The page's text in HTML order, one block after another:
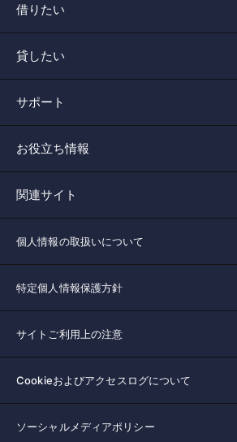
借りたい
貸したい
サポート
お役立ち情報
関連サイト
個人情報の取扱いについて
特定個人情報保護方針
サイトご利用上の注意
Cookieおよびアクセスログについて
ソーシャルメディアポリシー